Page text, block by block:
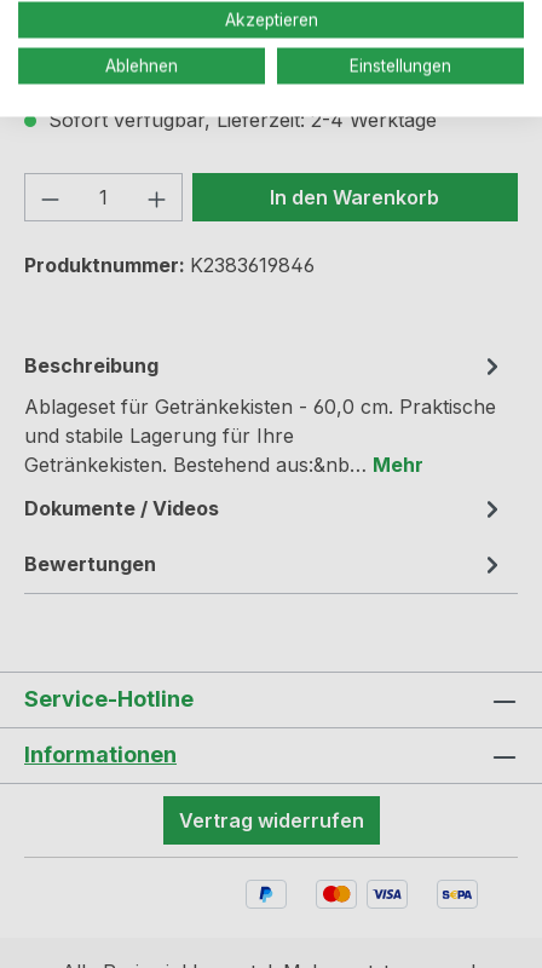
Preise inkl. MwSt. zzgl. Versandkosten
Sofort verfügbar, Lieferzeit: 2-4 Werktage
Produkt Anzahl: Gib denIn den Warenkorb
Produktnummer: K2383619846
Beschreibung
Ablageset für Getränkekisten - 60,0 cm. Praktische
und stabile Lagerung für Ihre
Getränkekisten. Bestehend aus:&nb… Mehr
Dokumente / Videos
Bewertungen
Service-Hotline
Informationen
Vertrag widerrufen
Akzeptieren
Ablehnen Einstellungen